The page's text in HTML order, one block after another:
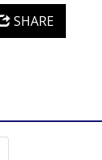
SHARE